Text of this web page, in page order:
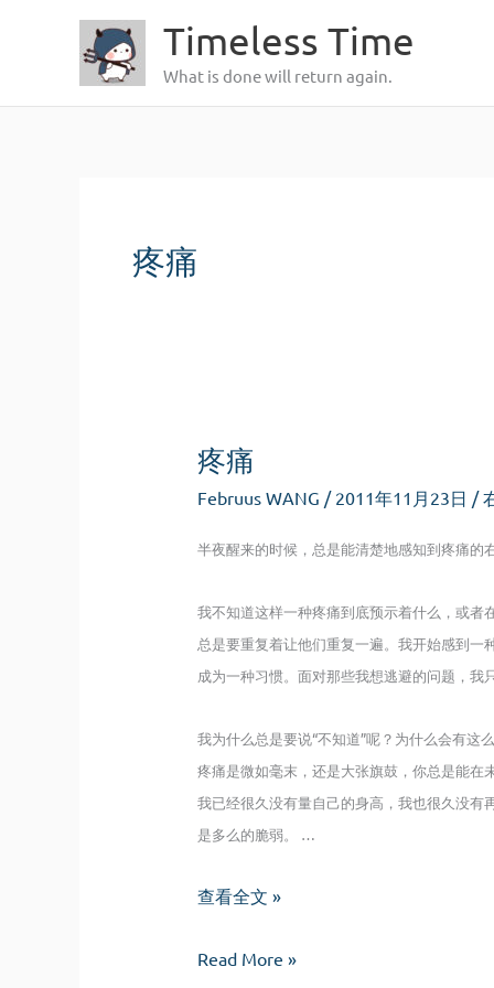
容
Timeless Time
What is done will return again.
疼痛
疼痛
Februus WANG / 2011年11月23日 /
半夜醒来的时候，总是能清楚地感知到疼痛的
我不知道这样一种疼痛到底预示着什么，或者
总是要重复着让他们重复一遍。我开始感到
成为一种习惯。面对那些我想逃避的问题，
我为什么总是要说“不知道”呢？为什么会有这
疼痛是微如毫末，还是大张旗鼓，你总是能在
我已经很久没有量自己的身高，我也很久没有
是多么的脆弱。 …
疼
查看全文 »
疼
Read More »